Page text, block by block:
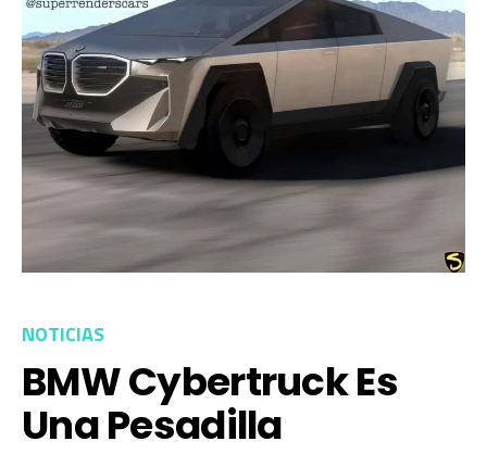
NOTICIAS
BMW Cybertruck Es
Una Pesadilla